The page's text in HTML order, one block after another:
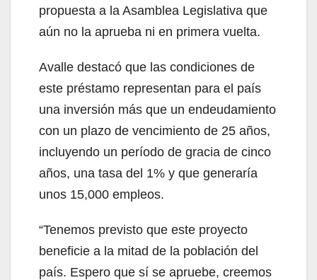
propuesta a la Asamblea Legislativa que
aún no la aprueba ni en primera vuelta.
Avalle destacó que las condiciones de
este préstamo representan para el país
una inversión más que un endeudamiento
con un plazo de vencimiento de 25 años,
incluyendo un período de gracia de cinco
años, una tasa del 1% y que generaría
unos 15,000 empleos.
“Tenemos previsto que este proyecto
beneficie a la mitad de la población del
país. Espero que sí se apruebe, creemos